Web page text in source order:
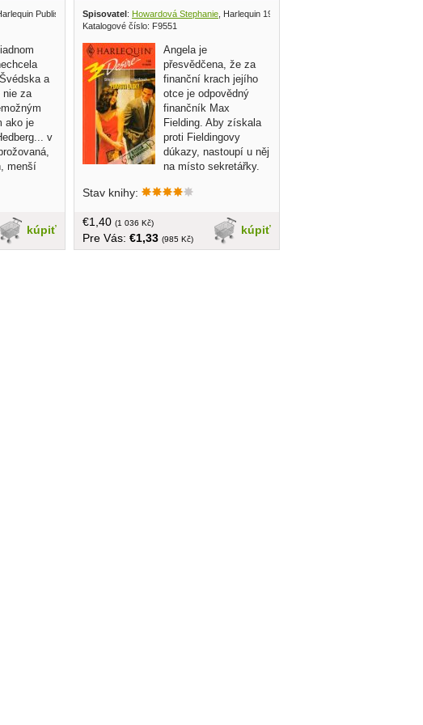
Publishers 1996
a
nie za
ako je
v
menší
kúpiť
Spisovatel: Howardová Stephanie , Harlequin 1995
Katalogové číslo: F9551
Angela je
přesvědčena, že za
finanční krach jejího
otce je odpovědný
finančník Max
Fielding. Aby získala
proti Fieldingovy
dúkazy, nastoupí u něj
na místo sekretářky.
prozkoumat trezor. Max je ochoten
jednou podmínkou. Angela s ním musí
strávit víkend u jeho přátel a vydávat se
za jeho snoubenku... malý formát,
Stav knihy:
kúpiť
€1,40 (1 036 Kč)
Pre Vás: €1,33 (985 Kč)